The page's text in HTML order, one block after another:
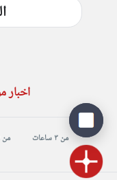
اخبار
من ٣ ساعات من ٦ ساعات